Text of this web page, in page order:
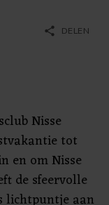
share DELEN
Nisse
tot
en om Nisse
de sfeervolle
lichtpuntje aan